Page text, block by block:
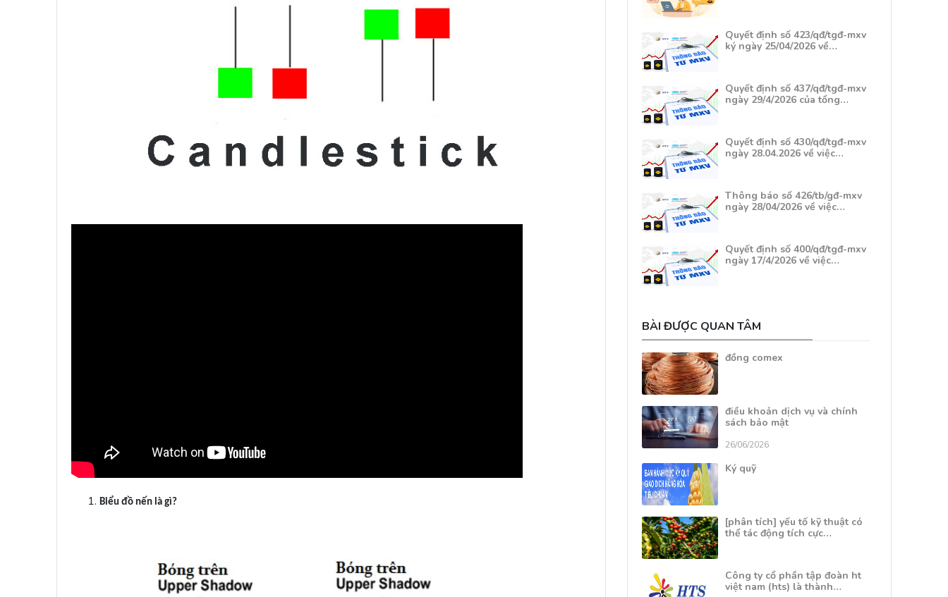
Biểu đồ nến là gì?
Quyết định số 423/qđ/tgđ-mxv
ký ngày 25/04/2026 về…
Quyết định số 437/qđ/tgđ-mxv
ngày 29/4/2026 của tổng…
Quyết định số 430/qđ/tgđ-mxv
ngày 28.04.2026 về việc…
Thông báo số 426/tb/gđ-mxv
ngày 28/04/2026 về việc…
Quyết định số 400/qđ/tgđ-mxv
ngày 17/4/2026 về việc…
BÀI ĐƯỢC QUAN TÂM
đồng comex
điều khoản dịch vụ và chính
sách bảo mật
26/06/2026
Ký quỹ
[phân tích] yếu tố kỹ thuật có
thể tác động tích cực…
Công ty cổ phần tập đoàn ht
việt nam (hts) là thành…